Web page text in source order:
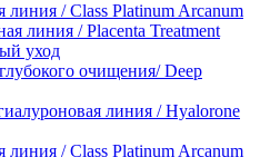
линия / Class Platinum Arcanum
линия / Placenta Treatment
уход
очищения/ Deep
линия / Hyalorone
линия / Class Platinum Arcanum